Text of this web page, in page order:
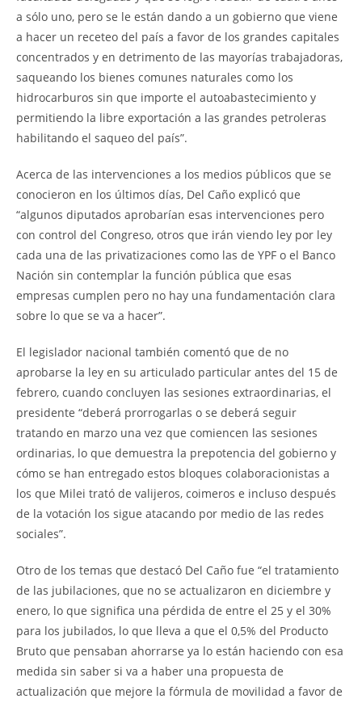
a sólo uno, pero se le están dando a un gobierno que viene
a hacer un receteo del país a favor de los grandes capitales
concentrados y en detrimento de las mayorías trabajadoras,
saqueando los bienes comunes naturales como los
hidrocarburos sin que importe el autoabastecimiento y
permitiendo la libre exportación a las grandes petroleras
habilitando el saqueo del país”.
Acerca de las intervenciones a los medios públicos que se
conocieron en los últimos días, Del Caño explicó que
“algunos diputados aprobarían esas intervenciones pero
con control del Congreso, otros que irán viendo ley por ley
cada una de las privatizaciones como las de YPF o el Banco
Nación sin contemplar la función pública que esas
empresas cumplen pero no hay una fundamentación clara
sobre lo que se va a hacer”.
El legislador nacional también comentó que de no
aprobarse la ley en su articulado particular antes del 15 de
febrero, cuando concluyen las sesiones extraordinarias, el
presidente “deberá prorrogarlas o se deberá seguir
tratando en marzo una vez que comiencen las sesiones
ordinarias, lo que demuestra la prepotencia del gobierno y
cómo se han entregado estos bloques colaboracionistas a
los que Milei trató de valijeros, coimeros e incluso después
de la votación los sigue atacando por medio de las redes
sociales”.
Otro de los temas que destacó Del Caño fue “el tratamiento
de las jubilaciones, que no se actualizaron en diciembre y
enero, lo que significa una pérdida de entre el 25 y el 30%
para los jubilados, lo que lleva a que el 0,5% del Producto
Bruto que pensaban ahorrarse ya lo están haciendo con esa
medida sin saber si va a haber una propuesta de
actualización que mejore la fórmula de movilidad a favor de